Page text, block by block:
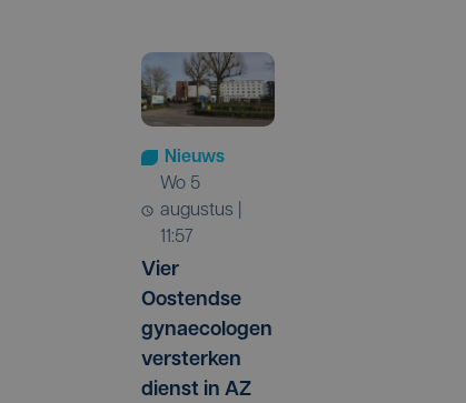
Nieuws
wo 5
augustus |
11:57
Vier
Oostendse
gynaecologen
versterken
dienst in AZ